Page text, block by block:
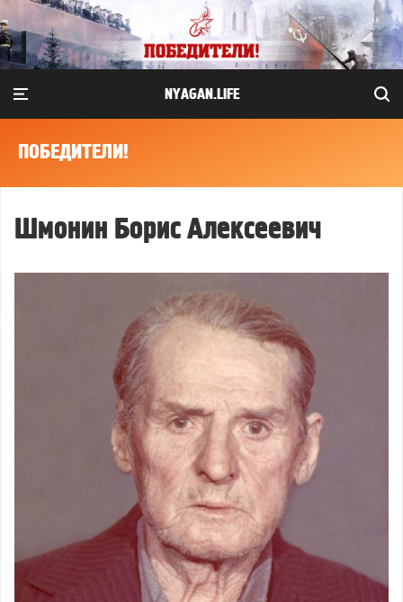
NYAGAN.LIFE
ПОБЕДИТЕЛИ!
Шмонин Борис Алексеевич